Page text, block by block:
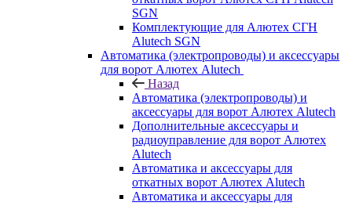
SGN
Комплектующие для Алютех СГН
Alutech SGN
Автоматика (электропроводы) и аксессуары
для ворот Алютех Alutech
Назад
Автоматика (электропроводы) и
аксессуары для ворот Алютех Alutech
Дополнительные аксессуары и
радиоуправление для ворот Алютех
Alutech
Автоматика и аксессуары для
откатных ворот Алютех Alutech
Автоматика и аксессуары для